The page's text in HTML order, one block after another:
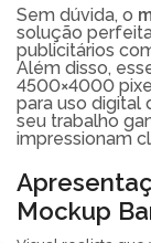
Sem dúvida, o
solução
publicitários
Além disso,
4500×4000
para uso digital
seu trabalho
impressionam
Mockup